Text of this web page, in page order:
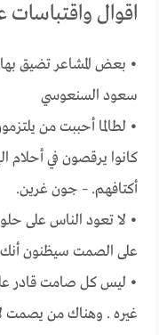
اقوال
• بعض المشاعر تضيق
سعود السنعوسي
• لطالما أحببت من
كانوا يرقصون في أحلام
أكتافهم. – جون غرين.
• لا تعود الناس على
على الصمت سيظنون
• ليس كل صامت قادر
غيره . وهناك من يصمت